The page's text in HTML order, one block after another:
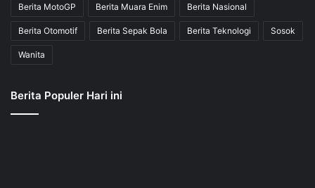
Berita MotoGP Berita Muara Enim Berita Nasional
Berita Otomotif Berita Sepak Bola Berita Teknologi Sosok
Wanita
Berita Populer Hari ini